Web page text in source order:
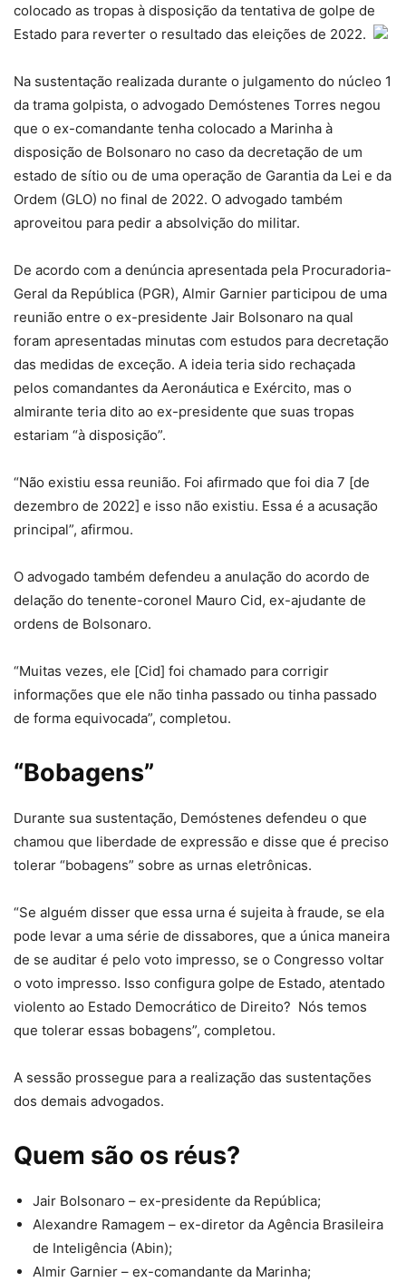
colocado as tropas à disposição da tentativa de golpe de
Estado para reverter o resultado das eleições de 2022.
Na sustentação realizada durante o julgamento do núcleo 1
da trama golpista, o advogado Demóstenes Torres negou
que o ex-comandante tenha colocado a Marinha à
disposição de Bolsonaro no caso da decretação de um
estado de sítio ou de uma operação de Garantia da Lei e da
Ordem (GLO) no final de 2022. O advogado também
aproveitou para pedir a absolvição do militar.
De acordo com a denúncia apresentada pela Procuradoria-
Geral da República (PGR), Almir Garnier participou de uma
reunião entre o ex-presidente Jair Bolsonaro na qual
foram apresentadas minutas com estudos para decretação
das medidas de exceção. A ideia teria sido rechaçada
pelos comandantes da Aeronáutica e Exército, mas o
almirante teria dito ao ex-presidente que suas tropas
estariam “à disposição”.
“Não existiu essa reunião. Foi afirmado que foi dia 7 [de
dezembro de 2022] e isso não existiu. Essa é a acusação
principal”, afirmou.
O advogado também defendeu a anulação do acordo de
delação do tenente-coronel Mauro Cid, ex-ajudante de
ordens de Bolsonaro.
“Muitas vezes, ele [Cid] foi chamado para corrigir
informações que ele não tinha passado ou tinha passado
de forma equivocada”, completou.
“Bobagens”
Durante sua sustentação, Demóstenes defendeu o que
chamou que liberdade de expressão e disse que é preciso
tolerar “bobagens” sobre as urnas eletrônicas.
“Se alguém disser que essa urna é sujeita à fraude, se ela
pode levar a uma série de dissabores, que a única maneira
de se auditar é pelo voto impresso, se o Congresso voltar
o voto impresso. Isso configura golpe de Estado, atentado
violento ao Estado Democrático de Direito? Nós temos
que tolerar essas bobagens”, completou.
A sessão prossegue para a realização das sustentações
dos demais advogados.
Quem são os réus?
Jair Bolsonaro – ex-presidente da República;
Alexandre Ramagem – ex-diretor da Agência Brasileira
de Inteligência (Abin);
Almir Garnier – ex-comandante da Marinha;